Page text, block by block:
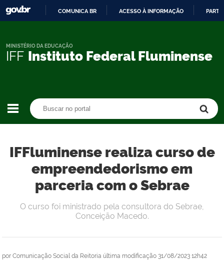
CONTEÚDO
COMUNICA BR ACESSO À INFORMAÇÃO
IFF Instituto Federal Fluminense
MINISTÉRIO DA EDUCAÇÃO
IFFluminense realiza curso de
empreendedorismo em
parceria com o Sebrae
por Comunicação Social da Reitoria última modificação 31/08/2023 12h42
O curso foi ministrado pela consultora do Sebrae,
Conceição Macedo.